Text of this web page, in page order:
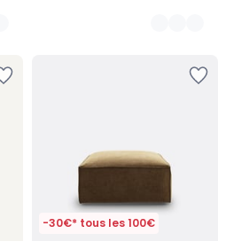
-30€* tous les 100€